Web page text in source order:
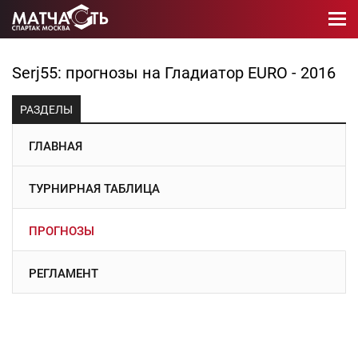
Serj55: прогнозы на Гладиатор EURO - 2016
РАЗДЕЛЫ
ГЛАВНАЯ
ТУРНИРНАЯ ТАБЛИЦА
ПРОГНОЗЫ
РЕГЛАМЕНТ